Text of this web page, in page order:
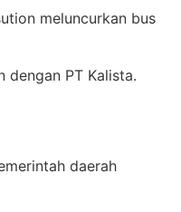
meluncurkan bus
dengan PT Kalista.
daerah